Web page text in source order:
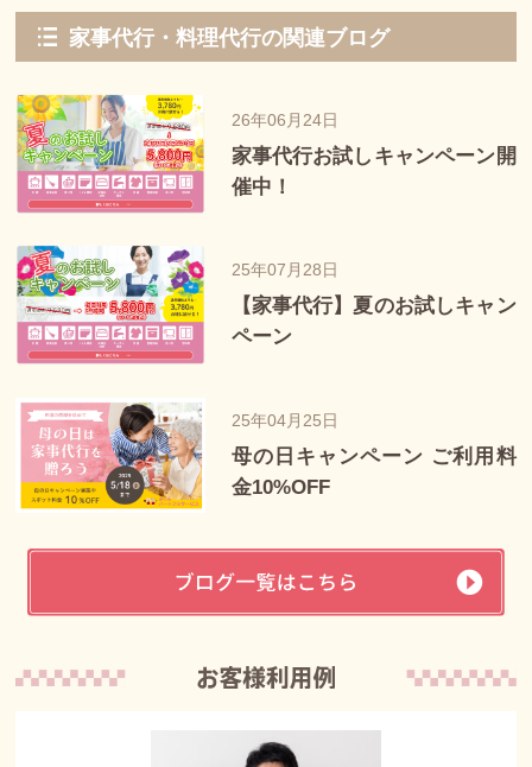
家事代行・料理代行の関連ブログ
26年06月24日
家事代行お試しキャンペーン開
催中！
25年07月28日
【家事代行】夏のお試しキャン
ペーン
25年04月25日
母の日キャンペーン ご利用料
金10%OFF